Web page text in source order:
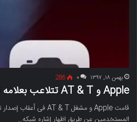
بهمن ۱۸, ۱۳۹۷ ۰ 286
Apple و AT & T تتلاعب بعلامه 5G
المستخدمین عن طریق اظهار إشاره شبکه…